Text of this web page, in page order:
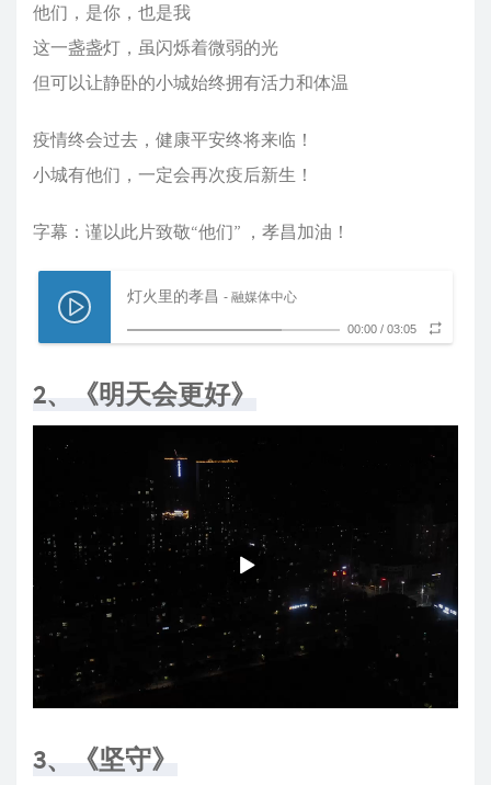
他们，是你，也是我
这一盏盏灯，虽闪烁着微弱的光
但可以让静卧的小城始终拥有活力和体温
疫情终会过去，健康平安终将来临！
小城有他们，一定会再次疫后新生！
字幕：谨以此片致敬“他们” ，孝昌加油！
灯火里的孝昌 - 融媒体中心
00:00 / 03:05
2、《明天会更好》
3、《坚守》